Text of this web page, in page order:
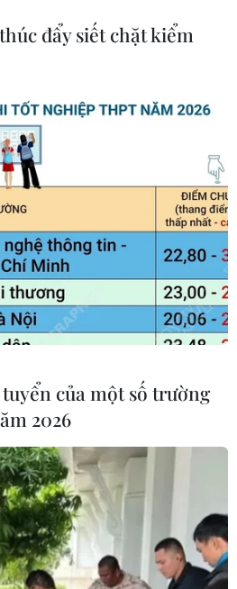
đàn Kinh tế thế giới
trực thăng
đẩy siết chặt kiểm
của một số trường
2026